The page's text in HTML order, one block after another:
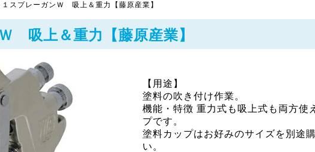
１スプレーガンＷ 吸上＆重力【藤原産業】
吸上＆重力【藤原産業】
【用途】
塗料の吹き付け作業。
機能・特徴 重力式も吸上式も両方使
プです。
塗料カップはお好みのサイズを別途
い。